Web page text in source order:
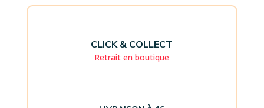
CLICK & COLLECT
Retrait en boutique